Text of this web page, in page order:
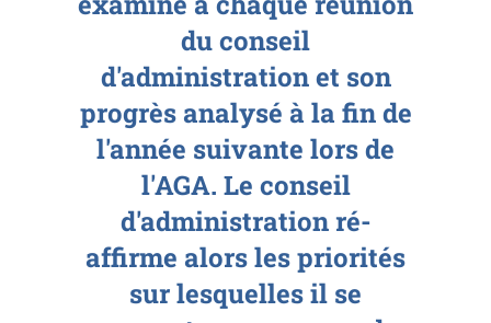
du conseil
d'administration et son
progrès analysé à la fin de
l'année suivante lors de
l'AGA. Le conseil
d'administration ré-
affirme alors les priorités
sur lesquelles il se